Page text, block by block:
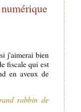
j'aimerai bien
fiscale qui est
en aveux de
rabbin de